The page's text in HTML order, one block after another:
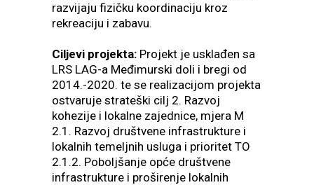
razvijaju fizičku koordinaciju kroz
rekreaciju i zabavu.
Ciljevi projekta: Projekt je usklađen sa
LRS LAG-a Međimurski doli i bregi od
2014.-2020. te se realizacijom projekta
ostvaruje strateški cilj 2. Razvoj
kohezije i lokalne zajednice, mjera M
2.1. Razvoj društvene infrastrukture i
lokalnih temeljnih usluga i prioritet TO
2.1.2. Poboljšanje opće društvene
infrastrukture i proširenje lokalnih